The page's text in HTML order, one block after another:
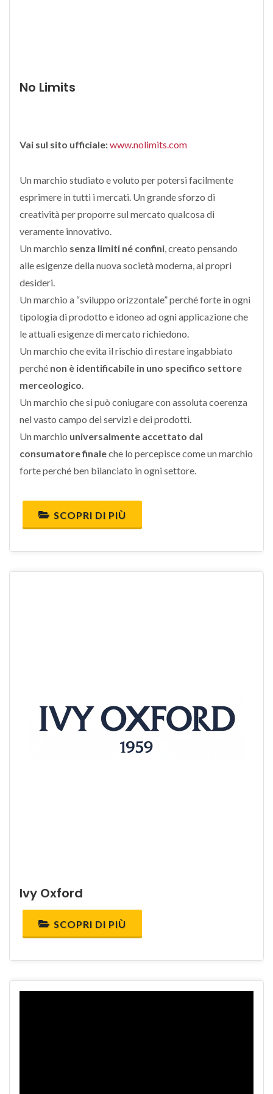
No Limits
Vai sul sito ufficiale:www.nolimits.com
Un marchio studiato e voluto per potersi facilmente
esprimere in tutti i mercati. Un grande sforzo di
creatività per proporre sul mercato qualcosa di
veramente innovativo.
Un marchio senza limiti né confini, creato pensando
alle esigenze della nuova società moderna, ai propri
desideri.
Un marchio a “sviluppo orizzontale” perché forte in ogni
tipologia di prodotto e idoneo ad ogni applicazione che
le attuali esigenze di mercato richiedono.
Un marchio che evita il rischio di restare ingabbiato
perché non è identificabile in uno specifico settore
merceologico.
Un marchio che si può coniugare con assoluta coerenza
nel vasto campo dei servizi e dei prodotti.
Un marchio universalmente accettato dal
consumatore finaleche lo percepisce come un marchio
forte perché ben bilanciato in ogni settore.
SCOPRI DI PIÙ
Ivy Oxford
SCOPRI DI PIÙ